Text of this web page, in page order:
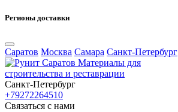
Регионы доставки
Саратов Москва Самара Санкт-Петербург
Материалы для
строительства и реставрации
Санкт-Петербург
+79272264510
Cвязаться с нами